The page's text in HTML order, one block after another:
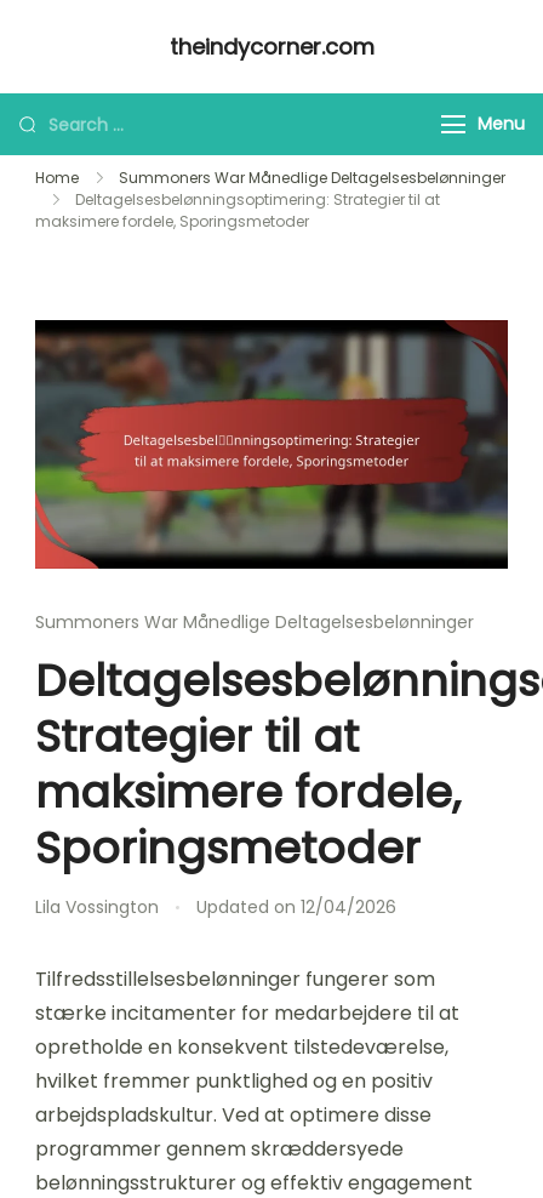
theindycorner.com
Looking
for
Something?
Menu
Home
Summoners War Månedlige Deltagelsesbelønninger
Deltagelsesbelønningsoptimering: Strategier til at
maksimere fordele, Sporingsmetoder
Summoners War Månedlige Deltagelsesbelønninger
Strategier til at
maksimere fordele,
Sporingsmetoder
Lila Vossington Updated on 12/04/2026
Tilfredsstillelsesbelønninger fungerer som
stærke incitamenter for medarbejdere til at
opretholde en konsekvent tilstedeværelse,
hvilket fremmer punktlighed og en positiv
arbejdspladskultur. Ved at optimere disse
programmer gennem skræddersyede
belønningsstrukturer og effektiv engagement